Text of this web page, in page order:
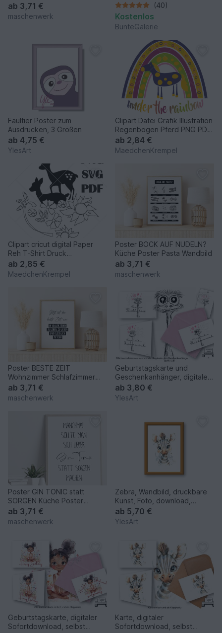
ab 3,71 €
maschenwerk
(40)
Kostenlos
BunteGalerie
Faultier Poster zum
Ausdrucken, 3 Größen
ab 4,75 €
YlesArt
Clipart Datei Grafik Illustration
Regenbogen Pferd PNG PDF
SVG
ab 2,84 €
MaedchenKrempel
Clipart cricut digital Paper
Reh T-Shirt Druck
Kartengestaltung Wandbild
ab 2,85 €
MaedchenKrempel
Poster BOCK AUF NUDELN?
Küche Poster Pasta Wandbild
ab 3,71 €
maschenwerk
Poster BESTE ZEIT
Wohnzimmer Schlafzimmer
Vorlage Poster Sprüche
ab 3,71 €
maschenwerk
Geburtstagskarte und
Geschenkanhänger, digitaler
Download, selbst drucken
ab 3,80 €
YlesArt
Poster GIN TONIC statt
SORGEN Küche Poster
Wandbild Küche
ab 3,71 €
maschenwerk
Zebra, Wandbild, druckbare
Kunst, Foto, download,
Kinderzimmer, Poster
ab 5,70 €
YlesArt
Geburtstagskarte, digitaler
Sofortdownload, selbst
Karte, digitaler
Sofortdownload, selbst